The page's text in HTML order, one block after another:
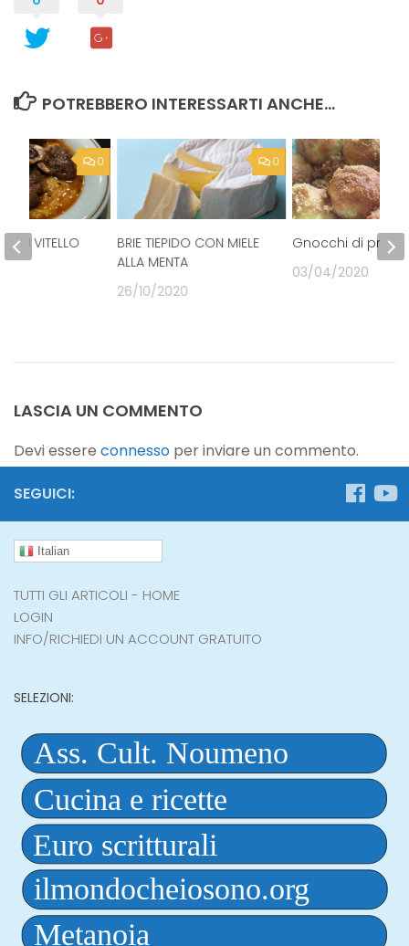
POTREBBERO INTERESSARTI ANCHE...
0
BRIE TIEPIDO CON MIELE
ALLA MENTA
26/10/2020
Gnocchi di
03/04/2020
0
DI VITELLO
LASCIA UN COMMENTO
Devi essere connesso per inviare un commento.
SEGUICI:
Italian
TUTTI GLI ARTICOLI - HOME
LOGIN
INFO/RICHIEDI UN ACCOUNT GRATUITO
SELEZIONI: